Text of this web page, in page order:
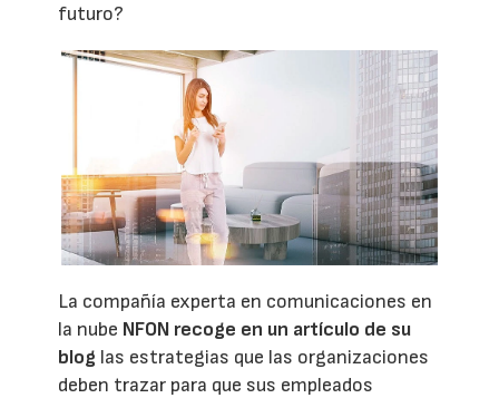
futuro?
La compañía experta en comunicaciones en
la nube NFON recoge en un artículo de su
blog las estrategias que las organizaciones
deben trazar para que sus empleados